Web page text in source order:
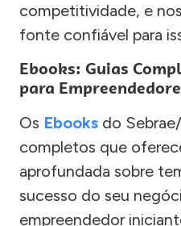
competitividade, e
fonte confiável para
Ebooks: Guias
para
Os Ebooks do
completos que
aprofundada sobre
sucesso do seu
empreendedor